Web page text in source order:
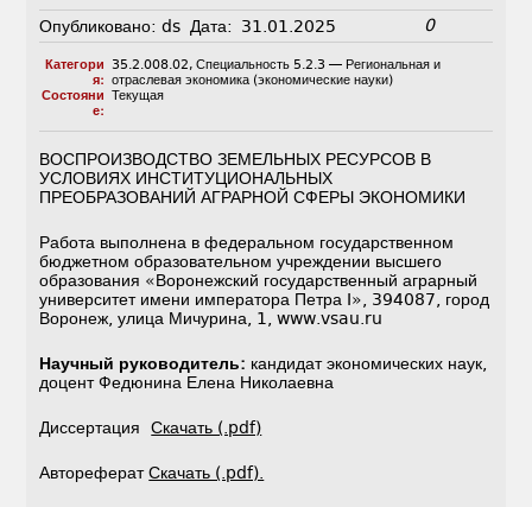
Опубликовано: ds Дата: 31.01.2025 0
Категори
я:
35.2.008.02, Специальность 5.2.3 — Региональная и
отраслевая экономика (экономические науки)
Состояни
е:
Текущая
ВОСПРОИЗВОДСТВО ЗЕМЕЛЬНЫХ РЕСУРСОВ В
УСЛОВИЯХ ИНСТИТУЦИОНАЛЬНЫХ
ПРЕОБРАЗОВАНИЙ АГРАРНОЙ СФЕРЫ ЭКОНОМИКИ
Работа выполнена в федеральном государственном
бюджетном образовательном учреждении высшего
образования «Воронежский государственный аграрный
университет имени императора Петра I», 394087, город
Воронеж, улица Мичурина, 1, www.vsau.ru
Научный руководитель: кандидат экономических наук,
доцент Федюнина Елена Николаевна
ДиссертацияСкачать (.pdf)
АвторефератСкачать (.pdf).